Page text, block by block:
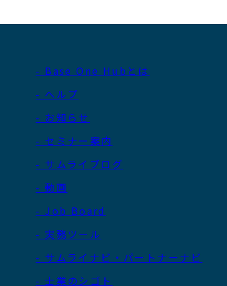
- Base One Hubとは
- ヘルプ
- お知らせ
- セミナー案内
- サムライブログ
- 動画
- Job Board
- 実務ツール
- サムライナビ・パートナーナビ
- 士業のシゴト